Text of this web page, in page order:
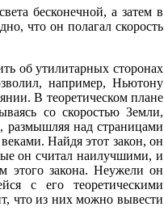
бесконечной, а затем в
что он полагал скорость
об утилитарных сторонах
например, Ньютону
В теоретическом плане
со скоростью Земли,
над страницами
Найдя этот закон, он
он считал наилучшими, и
этого закона. Неужели он
с его теоретическими
что из них можно вывести